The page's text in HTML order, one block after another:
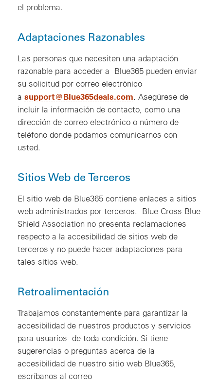
el problema.
Adaptaciones Razonables
Las personas que necesiten una adaptación
razonable para acceder a Blue365 pueden enviar
su solicitud por correo electrónico
a support@Blue365deals.com. Asegúrese de
incluir la información de contacto, como una
dirección de correo electrónico o número de
teléfono donde podamos comunicarnos con
usted.
Sitios Web de Terceros
El sitio web de Blue365 contiene enlaces a sitios
web administrados por terceros. Blue Cross Blue
Shield Association no presenta reclamaciones
respecto a la accesibilidad de sitios web de
terceros y no puede hacer adaptaciones para
tales sitios web.
Retroalimentación
Trabajamos constantemente para garantizar la
accesibilidad de nuestros productos y servicios
para usuarios de toda condición. Si tiene
sugerencias o preguntas acerca de la
accesibilidad de nuestro sitio web Blue365,
escríbanos al correo